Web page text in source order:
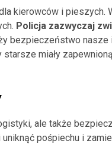
kierowców i pieszych.
Policja zazwyczaj
bezpieczeństwo nasze
miały
ale także
pośpiechu i